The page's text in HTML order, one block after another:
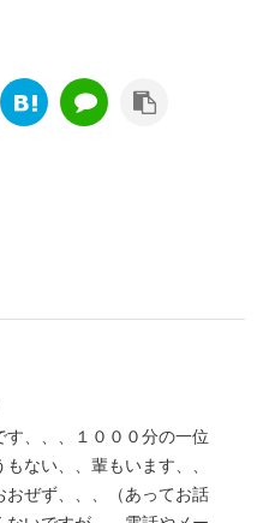
す、、、１０００分の一位
ない、、輩もいます、、
おぜず、、、（あってお話